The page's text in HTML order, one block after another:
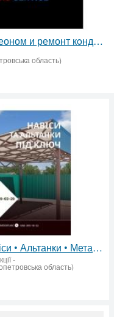
Заправка фреоном и ремонт кoндиционера авто.
область)
Ворота • Навіси • Альтанки • Металоконструкції
-
область)